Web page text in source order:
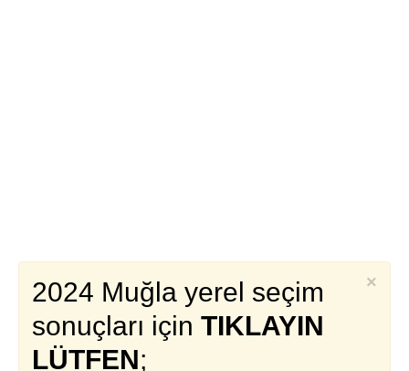
×
2024 Muğla yerel seçim
sonuçları için TIKLAYIN
LÜTFEN;